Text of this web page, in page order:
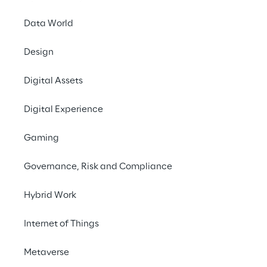
Data World
Design
Digital Assets
Digital Experience
Gaming
Governance, Risk and Compliance
Hybrid Work
Internet of Things
Metaverse
European Land
Nutzer, die Industrie
Wehrtechnischen
Veranstaltung
realen
Kommunikation,
Partners
Team
Sie messen sich
Robotersysteme zu
Reply ist das
Dynamics